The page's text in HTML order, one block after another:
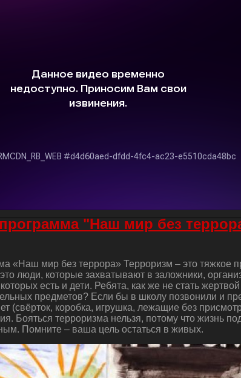
"Наш мир без
«Наш мир без террора» Терроризм – это тяжкое
люди, которые захватывают в заложники,
есть и дети. Ребята, как же не стать
предметов? Если бы в школу позвонили и
(свёрток, коробка, игрушка, лежащие без
Бояться терроризма нельзя, потому что жизнь
Помните – ваша цель остаться в живых.